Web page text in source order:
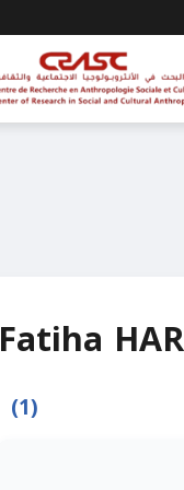
Fatiha
(1)